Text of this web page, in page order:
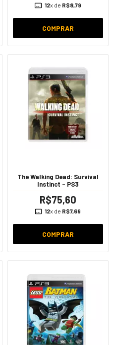
12x de R$8,79
COMPRAR
The Walking Dead: Survival
Instinct - PS3
R$75,60
12x de R$7,69
COMPRAR